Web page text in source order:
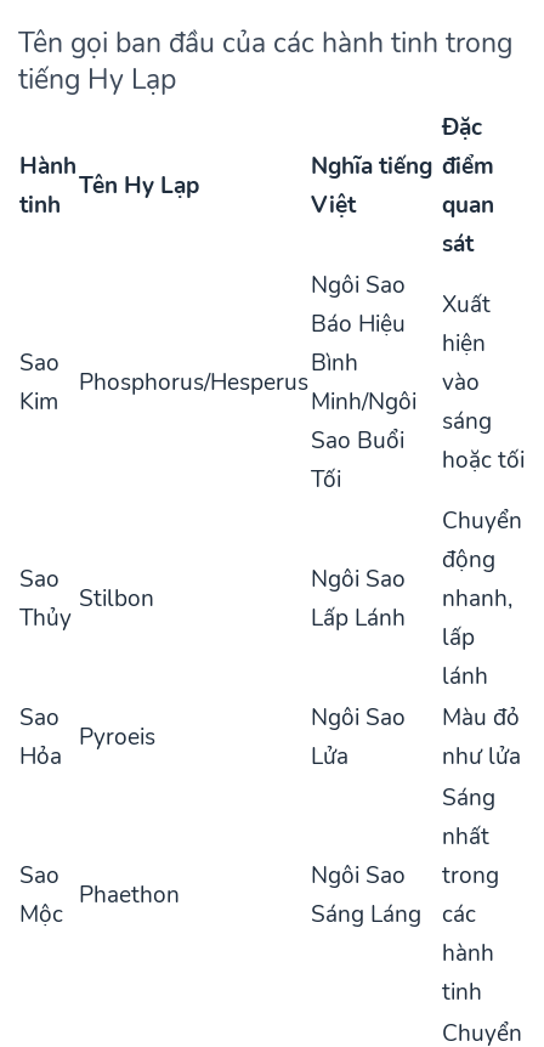
Tên gọi ban đầu của các hành tinh trong
tiếng Hy Lạp
Hành
tinh
Tên Hy Lạp
Nghĩa tiếng
Việt
Đặc
điểm
quan
sát
Sao
Kim
Phosphorus/Hesperus
Ngôi Sao
Báo Hiệu
Bình
Minh/Ngôi
Sao Buổi
Tối
Xuất
hiện
vào
sáng
hoặc tối
Sao
Thủy
Stilbon
Ngôi Sao
Lấp Lánh
Chuyển
động
nhanh,
lấp
lánh
Sao
Hỏa
Pyroeis
Ngôi Sao
Lửa
Màu đỏ
như lửa
Sao
Mộc
Phaethon
Ngôi Sao
Sáng Láng
Sáng
nhất
trong
các
hành
tinh
Chuyển